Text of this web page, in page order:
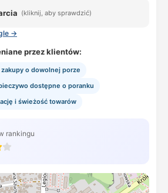
(kliknij, aby sprawdzić)
→
przez klientów:
o dowolnej porze
dostępne o poranku
i świeżość towarów
rankingu